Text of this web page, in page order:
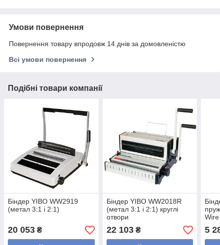
Умови повернення
Повернення товару впродовж 14 днів за домовленістю
Всі умови повернення
Подібні товари компанії
Біндер YIBO WW2919
(метал 3:1 і 2:1)
20 053 ₴
Біндер YIBO WW2018R
(метал 3:1 і 2:1) круглі
отвори
22 103₴ 5